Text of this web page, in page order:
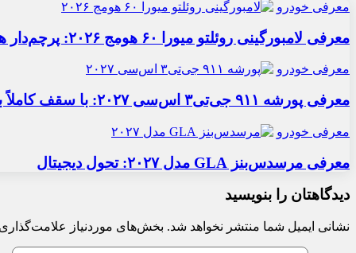
معرفی خودرو
معرفی لامبورگینی روئلتو میورا ۶۰ هومج ۲۰۲۶: پرچم‌دار هیبریدی
معرفی خودرو
معرفی پورشه ۹۱۱ جی‌تی۳ اس‌سی ۲۰۲۷: با سقف کاملاً برقی
معرفی خودرو
معرفی مرسدس‌بنز GLA مدل ۲۰۲۷: تحول دیجیتال
دیدگاهتان را بنویسید
نشانی ایمیل شما منتشر نخواهد شد. بخش‌های موردنیاز